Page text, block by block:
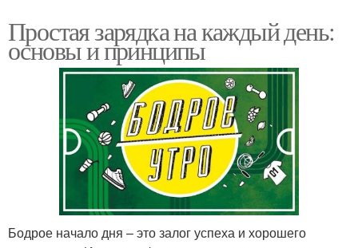
Простая зарядка на каждый день:
основы и принципы
Бодрое начало дня – это залог успеха и хорошего